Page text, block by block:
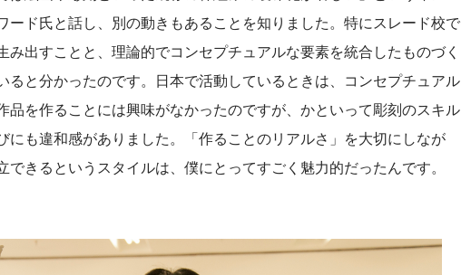
ード氏と話し、別の動きもあることを知りました。特にスレード校で
み出すことと、理論的でコンセプチュアルな要素を統合したものづく
ると分かったのです。日本で活動しているときは、コンセプチュアル
品を作ることには興味がなかったのですが、かといって彫刻のスキル
にも違和感がありました。「作ることのリアルさ」を大切にしなが
できるというスタイルは、僕にとってすごく魅力的だったんです。